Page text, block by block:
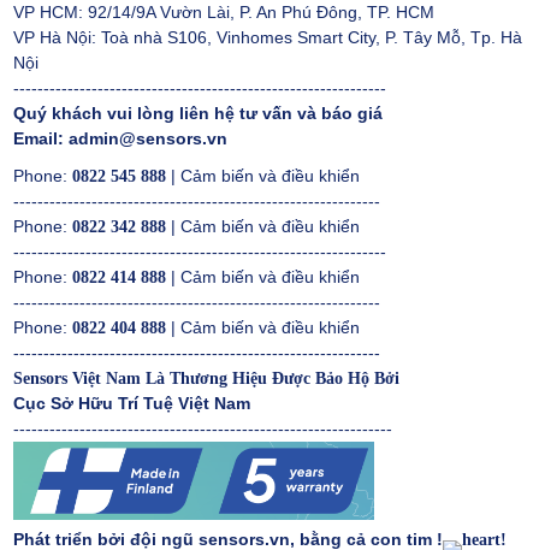
CẢM BIẾN ĐO NHIỆT ĐỘ VÀ ĐỘ ẨM KHO
LẠNH
VP HCM: 92/14/9A Vườn Lài, P. An Phú Đông, TP. HCM
VP Hà Nội: Toà nhà S106, Vinhomes Smart City, P. Tây Mỗ, Tp. Hà
Nội
--------------------------------------------------------------
Quý khách vui lòng liên hệ tư vấn và báo giá
Email:admin@sensors.vn
Phone:0822 545 888 | Cảm biến và điều khiển
-------------------------------------------------------------
Phone:0822 342 888 | Cảm biến và điều khiển
--------------------------------------------------------------
Phone:0822 414 888 |Cảm biến và điều khiển
-------------------------------------------------------------
Phone:0822 404 888 |Cảm biến và điều khiển
-------------------------------------------------------------
Sensors Việt Nam Là Thương Hiệu Được Bảo Hộ Bởi
Cục Sở Hữu Trí Tuệ Việt Nam
---------------------------------------------------------------
Phát triển bởi đội ngũsensors.vn, bằng cả con tim ! !